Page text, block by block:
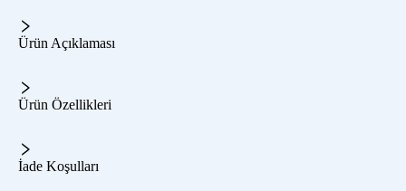
Ürün Açıklaması
Ürün Özellikleri
İade Koşulları